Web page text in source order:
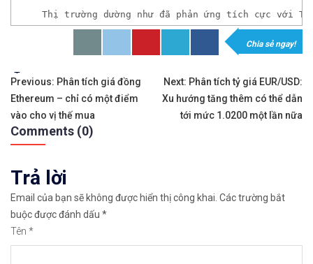
Thị trường dường như đã phản ứng tích cực với
𝘟𝘦𝘮 𝘤𝘩𝘪 𝘵𝘪ế𝘵: https://chungkhoanforex.com/
✨🏆𝐗𝐨á 𝐛ỏ 𝐥𝐨 𝐥ắ𝐧𝐠 𝐤𝐡𝐢 𝐭𝐡𝐚𝐦 𝐠𝐢𝐚 𝐭𝐡ị 𝐭𝐫ườ𝐧𝐠 𝐭à𝐢 𝐜𝐡í𝐧𝐡
✅𝘔ở 𝘵à𝘪 𝘬𝘩𝘰ả𝘯 𝘵𝘳ê𝘯 𝘴à𝘯 𝘌𝘹𝘯𝘦𝘴𝘴 𝘜𝘺 𝘛í𝘯 𝘷à 𝘱𝘩ù
✅𝘔ở 𝘵à𝘪 𝘬𝘩𝘰ả𝘯 𝘵𝘳ê𝘯 𝘴à𝘯 𝘐𝘊𝘔𝘢𝘳𝘬𝘦𝘵𝘴 𝘯ổ𝘪 𝘵𝘪ế𝘯𝘨
✅𝘔ở 𝘵à𝘪 𝘬𝘩𝘰ả𝘯 𝘵𝘳ê𝘯 𝘴à𝘯 𝘉𝘪𝘯𝘢𝘯𝘤𝘦 𝘯ổ𝘪 𝘵𝘪ế𝘯𝘨 𝘯𝘩ấ𝘵
🔗https://chungkhoanforex.com/gbp-usd-vuot-
Chia sẻ ngay!
Tags:
Điều
hướng
bài
viết
Previous: Phân tích giá đồng
Ethereum – chỉ có một điểm
vào cho vị thế mua
Next: Phân tích tỷ giá EUR/USD:
Xu hướng tăng thêm có thể dẫn
tới mức 1.0200 một lần nữa
Comments (0)
Trả lời
Email của bạn sẽ không được hiển thị công khai. Các trường bắt
buộc được đánh dấu *
Tên *